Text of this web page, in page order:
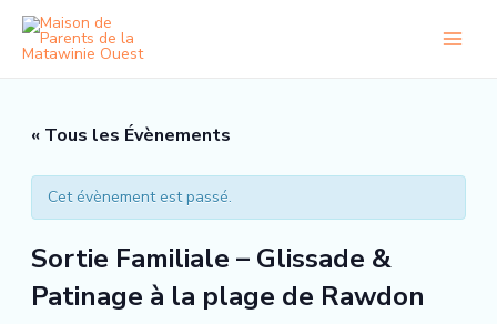
Aller
contenu
« Tous les Évènements
Cet évènement est passé.
Sortie Familiale – Glissade &
Patinage à la plage de Rawdon